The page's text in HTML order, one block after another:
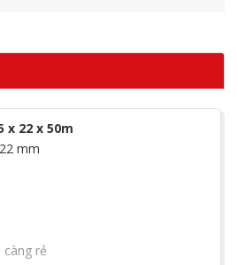
x 22 x 50m
mm
càng rẻ